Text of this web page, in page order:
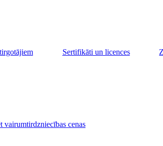
Sertifikāti un licences
vairumtirdzniecības cenas